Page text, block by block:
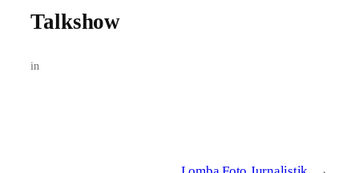
Talkshow
in